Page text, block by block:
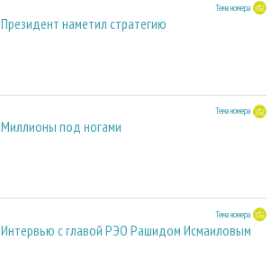
Тема номера
Президент наметил стратегию
Тема номера
Миллионы под ногами
Тема номера
Интервью с главой РЭО Рашидом Исмаиловым